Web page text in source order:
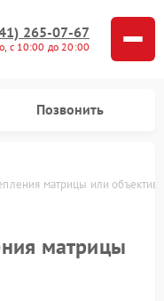
265-07-67
с 10:00 до 20:00
Позвонить
матрицы или объектива
матрицы